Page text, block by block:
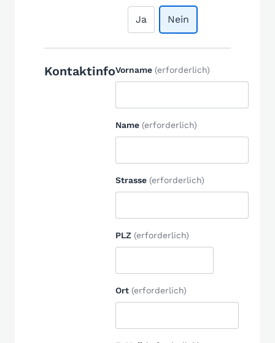
Ja Nein
KontaktinfoVorname (erforderlich)
Name (erforderlich)
Strasse (erforderlich)
PLZ (erforderlich)
Ort (erforderlich)